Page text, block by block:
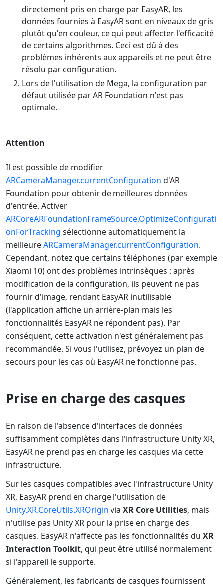
directement pris en charge par EasyAR, les
données fournies à EasyAR sont en niveaux de gris
plutôt qu'en couleur, ce qui peut affecter l'efficacité
de certains algorithmes. Ceci est dû à des
problèmes inhérents aux appareils et ne peut être
résolu par configuration.
Lors de l'utilisation de Mega, la configuration par
défaut utilisée par AR Foundation n'est pas
optimale.
Attention
Il est possible de modifier
ARCameraManager.currentConfiguration d'AR
Foundation pour obtenir de meilleures données
d'entrée. Activer
ARCoreARFoundationFrameSource.OptimizeConfigurati
onForTracking sélectionne automatiquement la
meilleureARCameraManager.currentConfiguration.
Cependant, notez que certains téléphones (par exemple
Xiaomi 10) ont des problèmes intrinsèques : après
modification de la configuration, ils peuvent ne pas
fournir d'image, rendant EasyAR inutilisable
(l'application affiche un arrière-plan mais les
fonctionnalités EasyAR ne répondent pas). Par
conséquent, cette activation n'est généralement pas
recommandée. Si vous l'utilisez, prévoyez un plan de
secours pour les cas où EasyAR ne fonctionne pas.
Prise en charge des casques
En raison de l'absence d'interfaces de données
suffisamment complètes dans l'infrastructure Unity XR,
EasyAR ne prend pas en charge les casques via cette
infrastructure.
Sur les casques compatibles avec l'infrastructure Unity
XR, EasyAR prend en charge l'utilisation de
Unity.XR.CoreUtils.XROrigin via XR Core Utilities, mais
n'utilise pas Unity XR pour la prise en charge des
casques. EasyAR n'affecte pas les fonctionnalités du XR
Interaction Toolkit, qui peut être utilisé normalement
si l'appareil le supporte.
Généralement, les fabricants de casques fournissent